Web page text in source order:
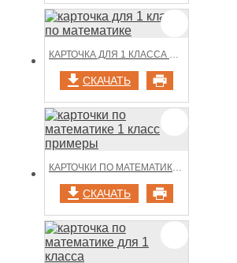
КАРТОЧКА ДЛЯ 1 КЛАССА ПО МАТЕМАТИКЕ
СКАЧАТЬ
КАРТОЧКИ ПО МАТЕМАТИКЕ 1 КЛАСС ПРИМЕРЫ
СКАЧАТЬ